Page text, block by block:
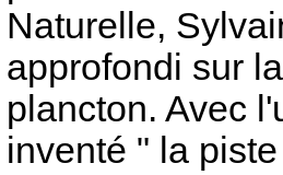
Naturelle,
approfondi sur
plancton. Avec
inventé " la